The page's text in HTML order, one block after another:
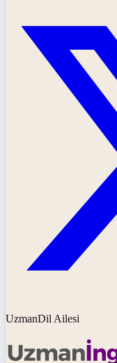
UzmanDil Ailesi